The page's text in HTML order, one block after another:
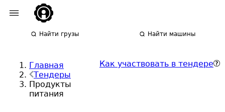
Найти грузы Найти машины
Главная
Тендеры
Продукты
питания
Как участвовать в тендере